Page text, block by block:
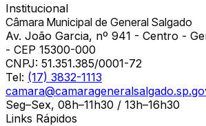
Institucional
Câmara Municipal de General Salgado
Av. João Garcia, nº 941 - Centro -
- CEP 15300-000
CNPJ: 51.351.385/0001-72
Tel: (17) 3832-1113
Seg–Sex, 08h–11h30 / 13h–16h30
Links Rápidos